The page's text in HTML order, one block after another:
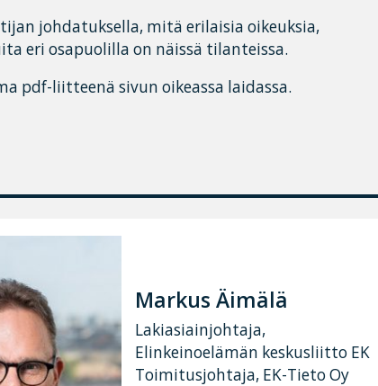
johdatuksella, mitä erilaisia oikeuksia,
eri osapuolilla on näissä tilanteissa.
pdf-liitteenä sivun oikeassa laidassa.
Markus Äimälä
Lakiasiainjohtaja,
Elinkeinoelämän keskusliitto EK
Toimitusjohtaja, EK-Tieto Oy